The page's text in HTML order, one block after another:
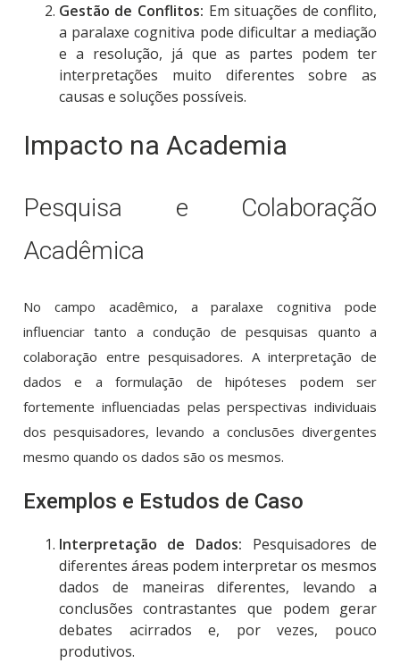
Gestão de Conflitos: Em situações de conflito,
a paralaxe cognitiva pode dificultar a mediação
e a resolução, já que as partes podem ter
interpretações muito diferentes sobre as
causas e soluções possíveis.
Impacto na Academia
Pesquisa e Colaboração
Acadêmica
No campo acadêmico, a paralaxe cognitiva pode
influenciar tanto a condução de pesquisas quanto a
colaboração entre pesquisadores. A interpretação de
dados e a formulação de hipóteses podem ser
fortemente influenciadas pelas perspectivas individuais
dos pesquisadores, levando a conclusões divergentes
mesmo quando os dados são os mesmos.
Exemplos e Estudos de Caso
Interpretação de Dados: Pesquisadores de
diferentes áreas podem interpretar os mesmos
dados de maneiras diferentes, levando a
conclusões contrastantes que podem gerar
debates acirrados e, por vezes, pouco
produtivos.